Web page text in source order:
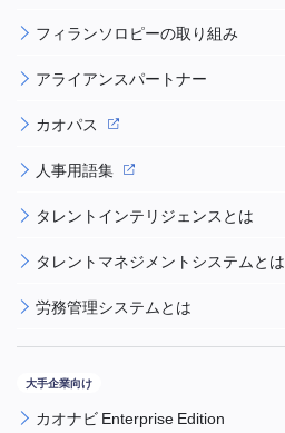
フィランソロピーの取り組み
アライアンスパートナー
カオパス
人事用語集
タレントインテリジェンスとは
タレントマネジメントシステムとは
労務管理システムとは
カオナビ Enterprise Edition